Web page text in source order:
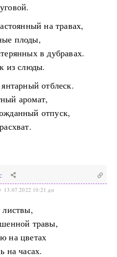
на травах,
плоды,
в дубравах.
из слюды.
отблеск.
аромат,
отпуск,
13.07.2022 10:21 дп
листвы,
травы,
на цветах
на часах.